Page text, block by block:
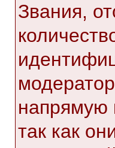
Звания,
напрямую
так как